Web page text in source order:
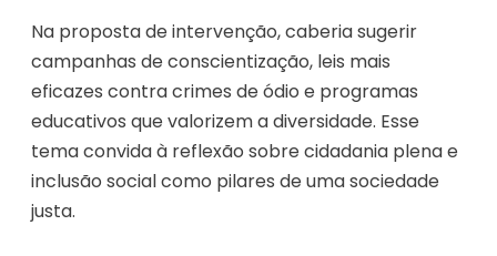
Na proposta de intervenção, caberia sugerir
campanhas de conscientização, leis mais
eficazes contra crimes de ódio e programas
educativos que valorizem a diversidade. Esse
tema convida à reflexão sobre cidadania plena e
inclusão social como pilares de uma sociedade
justa.